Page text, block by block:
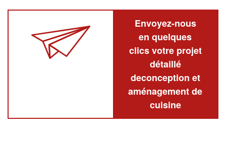
Envoyez-nous
en quelques
clics votre projet
détaillé
deconception et
aménagement de
cuisine